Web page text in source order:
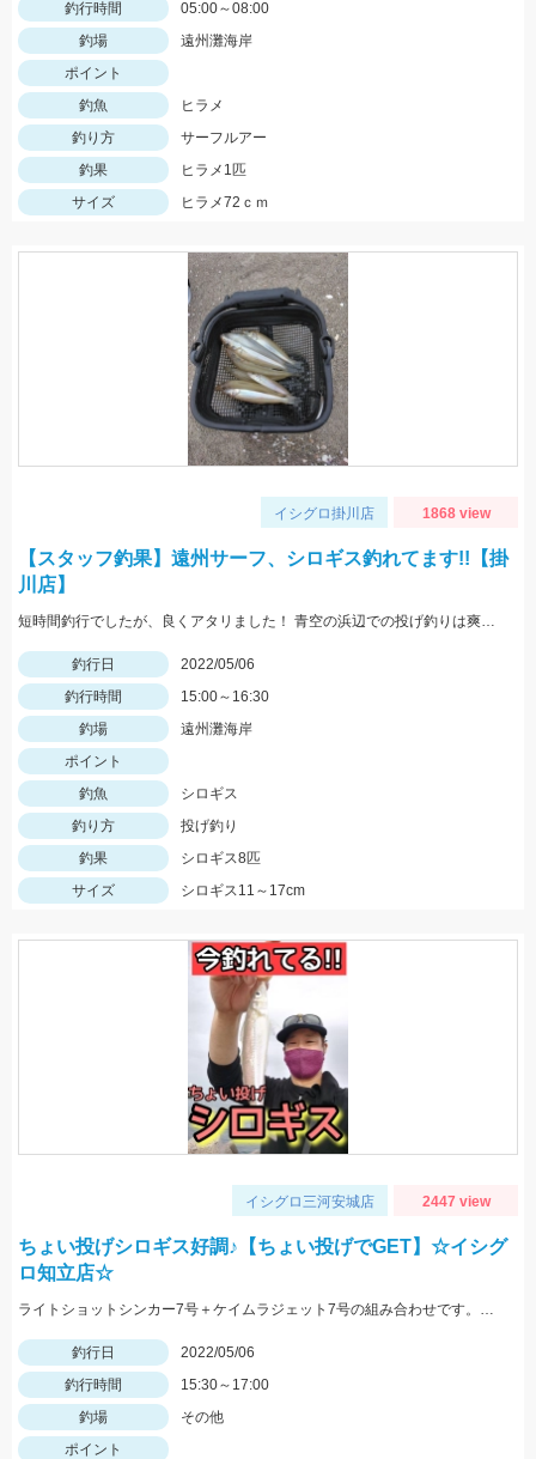
釣行時間
05:00～08:00
釣場
遠州灘海岸
ポイント
釣魚
ヒラメ
釣り方
サーフルアー
釣果
ヒラメ1匹
サイズ
ヒラメ72ｃｍ
イシグロ掛川店 1868 view
【スタッフ釣果】遠州サーフ、シロギス釣れてます!!【掛
川店】
短時間釣行でしたが、良くアタリました！ 青空の浜辺での投げ釣りは爽快です♪
釣行日
2022/05/06
釣行時間
15:00～16:30
釣場
遠州灘海岸
ポイント
釣魚
シロギス
釣り方
投げ釣り
釣果
シロギス8匹
サイズ
シロギス11～17cm
イシグロ三河安城店 2447 view
ちょい投げシロギス好調♪【ちょい投げでGET】☆イシグ
ロ知立店☆
ライトショットシンカー7号＋ケイムラジェット7号の組み合わせです。ちょい投げで20㎝クラスが釣れています♬
釣行日
2022/05/06
釣行時間
15:30～17:00
釣場
その他
ポイント